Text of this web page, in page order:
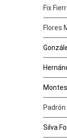
Fix
Flores
Silva